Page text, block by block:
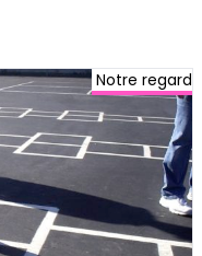
Notre regard